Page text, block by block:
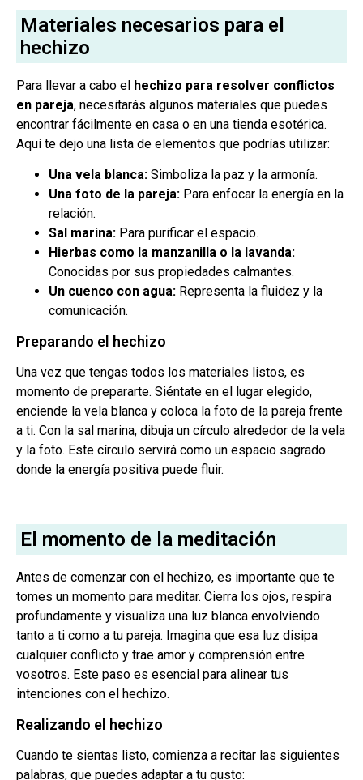
Materiales necesarios para el
hechizo
Para llevar a cabo el hechizo para resolver conflictos
en pareja, necesitarás algunos materiales que puedes
encontrar fácilmente en casa o en una tienda esotérica.
Aquí te dejo una lista de elementos que podrías utilizar:
Una vela blanca: Simboliza la paz y la armonía.
Una foto de la pareja: Para enfocar la energía en la
relación.
Sal marina: Para purificar el espacio.
Hierbas como la manzanilla o la lavanda:
Conocidas por sus propiedades calmantes.
Un cuenco con agua: Representa la fluidez y la
comunicación.
Preparando el hechizo
Una vez que tengas todos los materiales listos, es
momento de prepararte. Siéntate en el lugar elegido,
enciende la vela blanca y coloca la foto de la pareja frente
a ti. Con la sal marina, dibuja un círculo alrededor de la vela
y la foto. Este círculo servirá como un espacio sagrado
donde la energía positiva puede fluir.
El momento de la meditación
Antes de comenzar con el hechizo, es importante que te
tomes un momento para meditar. Cierra los ojos, respira
profundamente y visualiza una luz blanca envolviendo
tanto a ti como a tu pareja. Imagina que esa luz disipa
cualquier conflicto y trae amor y comprensión entre
vosotros. Este paso es esencial para alinear tus
intenciones con el hechizo.
Realizando el hechizo
Cuando te sientas listo, comienza a recitar las siguientes
palabras, que puedes adaptar a tu gusto: